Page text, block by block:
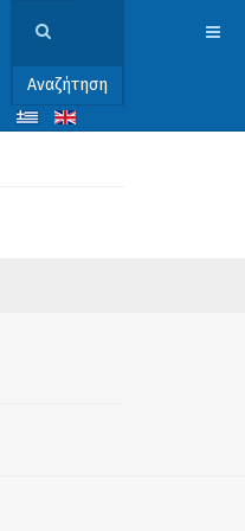
Αναζήτηση